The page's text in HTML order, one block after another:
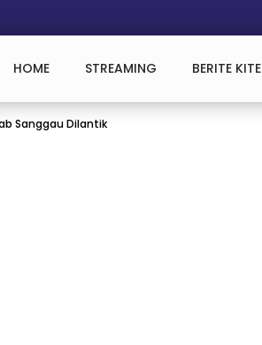
HOME STREAMING BERITE KITE
Sanggau Dilantik